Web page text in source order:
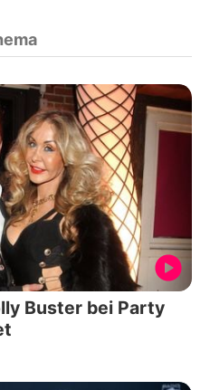
Buster bei Party